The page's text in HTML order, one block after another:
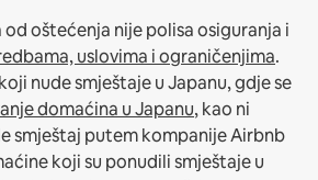
oštećenja nije polisa osiguranja i
uslovima i ograničenjima.
nude smještaje u Japanu, gdje se
domaćina u Japanu, kao ni
smještaj putem kompanije Airbnb
koji su ponudili smještaje u